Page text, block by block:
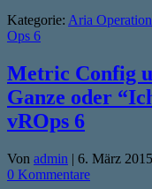
Kategorie: Aria
Ops 6
Metric Config
Ganze oder
vROps 6
Von admin | 6. März 2015
0 Kommentare